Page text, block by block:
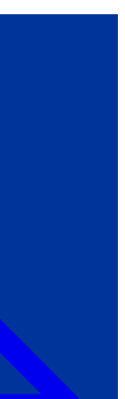
пісенний
ти є!»
«Жестова
це…»
та
закладів